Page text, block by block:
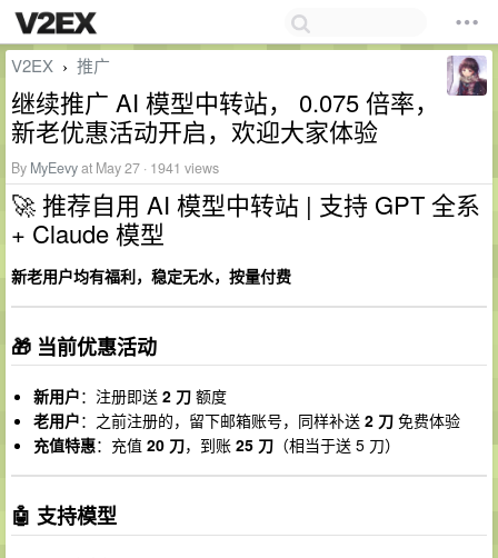
V2EX › 推广
继续推广 AI 模型中转站， 0.075 倍率，
新老优惠活动开启，欢迎大家体验
By MyEevyat May 27 · 1941 views
🚀 推荐自用 AI 模型中转站 | 支持 GPT 全系
+ Claude 模型
新老用户均有福利，稳定无水，按量付费
🎁 当前优惠活动
新用户：注册即送 2 刀 额度
老用户：之前注册的，留下邮箱账号，同样补送 2 刀 免费体验
充值特惠：充值 20 刀，到账 25 刀 （相当于送 5 刀）
🤖 支持模型